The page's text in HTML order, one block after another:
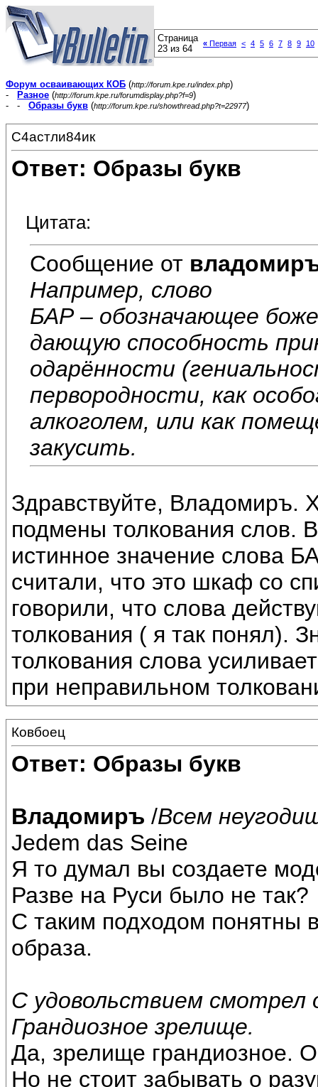
Страница
23 из 64
« Первая < 4 5 6 7 8 9 10
Форум осваивающих КОБ (http://forum.kpe.ru/index.php)
-
Разное (http://forum.kpe.ru/forumdisplay.php?f=9)
- - Образы букв (http://forum.kpe.ru/showthread.php?t=22977)
С4астли84ик
Ответ: Образы букв
Цитата:
Сообщение от
Например, слово
БАР – обозначающее
дающую способность
одарённости
первородности, как
алкоголем, или как
закусить.
Здравствуйте, Владомиръ.
подмены толкования слов.
истинное значение слова
считали, что это шкаф со
говорили, что слова
толкования ( я так понял).
толкования слова
при неправильном
Ковбоец
Ответ: Образы букв
Владомиръ /Всем
Jedem das Seine
Я то думал вы создаете
Разве на Руси было не так?
С таким подходом понятны
образа.
С удовольствием
Грандиозное зрелище.
Да, зрелище грандиозное.
Но не стоит забывать о